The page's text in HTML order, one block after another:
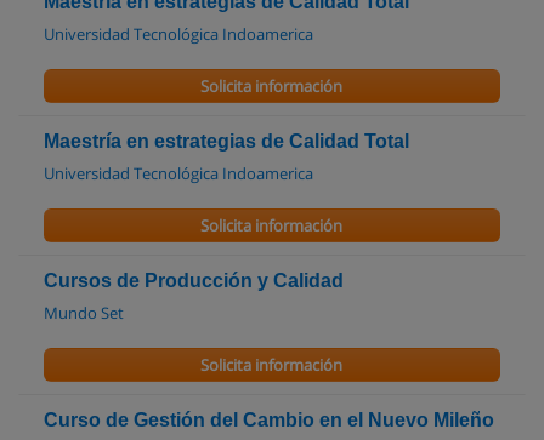
Universidad Tecnológica Indoamerica
Solicita información
Maestría en estrategias de Calidad Total
Universidad Tecnológica Indoamerica
Solicita información
Cursos de Producción y Calidad
Mundo Set
Solicita información
Curso de Gestión del Cambio en el Nuevo Mileño